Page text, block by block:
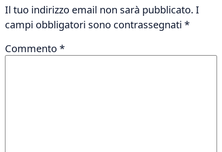
Il tuo indirizzo email non sarà pubblicato. I
campi obbligatori sono contrassegnati *
Commento *